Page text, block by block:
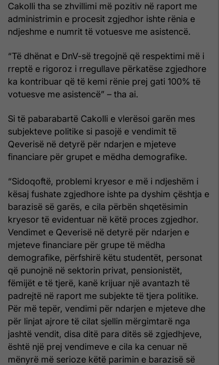
Cakolli tha se zhvillimi më pozitiv në raport me
administrimin e procesit zgjedhor ishte rënia e
ndjeshme e numrit të votuesve me asistencë.
“Të dhënat e DnV-së tregojnë që respektimi më i
rreptë e rigoroz i rregullave përkatëse zgjedhore
ka kontribuar që të kemi rënie prej gati 100% të
votuesve me asistencë” – tha ai.
Si të pabarabartë Cakolli e vlerësoi garën mes
subjekteve politike si pasojë e vendimit të
Qeverisë në detyrë për ndarjen e mjeteve
financiare për grupet e mëdha demografike.
“Sidoqoftë, problemi kryesor e më i ndjeshëm i
kësaj fushate zgjedhore ishte pa dyshim çështja e
barazisë së garës, e cila përbën shqetësimin
kryesor të evidentuar në këtë proces zgjedhor.
Vendimet e Qeverisë në detyrë për ndarjen e
mjeteve financiare për grupe të mëdha
demografike, përfshirë këtu studentët, personat
që punojnë në sektorin privat, pensionistët,
fëmijët e të tjerë, kanë krijuar një avantazh të
padrejtë në raport me subjekte të tjera politike.
Për më tepër, vendimi për ndarjen e mjeteve dhe
për linjat ajrore të cilat sjellin mërgimtarë nga
jashtë vendit, disa ditë para ditës së zgjedhjeve,
është një prej vendimeve e cila ka cenuar në
mënyrë më serioze këtë parimin e barazisë së